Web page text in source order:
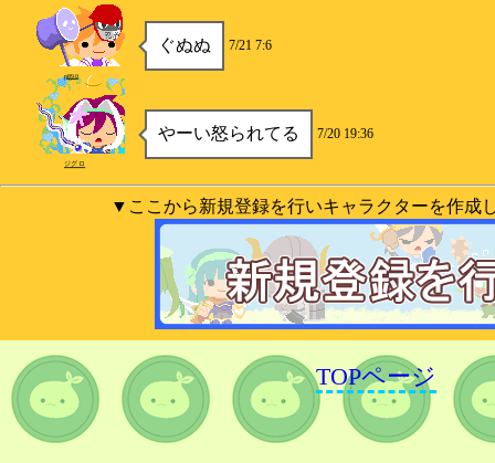
ぐぬぬ 7/21 7:6
p890
やーい怒られてる 7/20 19:36
ジグロ
▼ここから新規登録を行いキャラクターを作成
TOPページ